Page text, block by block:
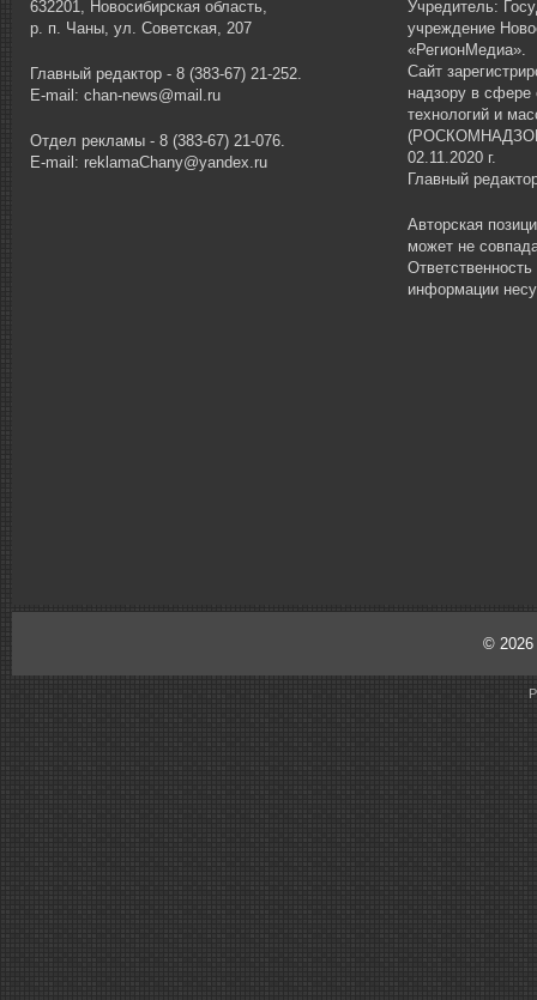
632201, Новосибирская область,
р. п. Чаны, ул. Советская, 207
Главный редактор - 8 (383-67) 21-252.
E-mail: chan-news@mail.ru
Отдел рекламы - 8 (383-67) 21-076.
E-mail: reklamaChany@yandex.ru
Учредитель:
учреждение
«РегионМедиа».
Сайт
надзору в
технологий и
02.11.2020 г.
Главный
Авторская
может не
информации
© 2026